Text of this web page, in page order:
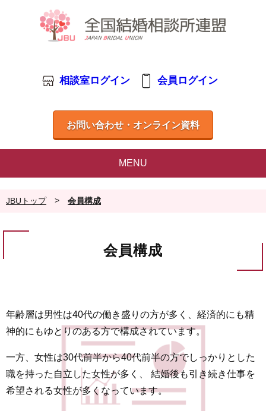
相談室ログイン 会員ログイン
お問い合わせ・オンライン資料
MENU
JBUトップ > 会員構成
会員構成
年齢層は男性は40代の働き盛りの方が多く、経済的にも精
神的にもゆとりのある方で構成されています。
一方、女性は30代前半から40代前半の方でしっかりとした
職を持った自立した女性が多く、
結婚後も引き続き仕事を
希望される女性が多くなっています。